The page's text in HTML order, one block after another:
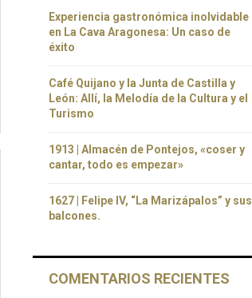
Experiencia gastronómica inolvidable
en La Cava Aragonesa: Un caso de
éxito
Café Quijano y la Junta de Castilla y
León: Allí, la Melodía de la Cultura y el
Turismo
1913 | Almacén de Pontejos, «coser y
cantar, todo es empezar»
1627 | Felipe IV, “La Marizápalos” y sus
balcones.
COMENTARIOS RECIENTES